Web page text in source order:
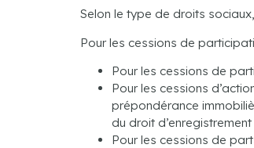
Selon le type de droits
Pour les cessions de
Pour les cessions de
Pour les cessions
prépondérance
du droit
Pour les cessions de